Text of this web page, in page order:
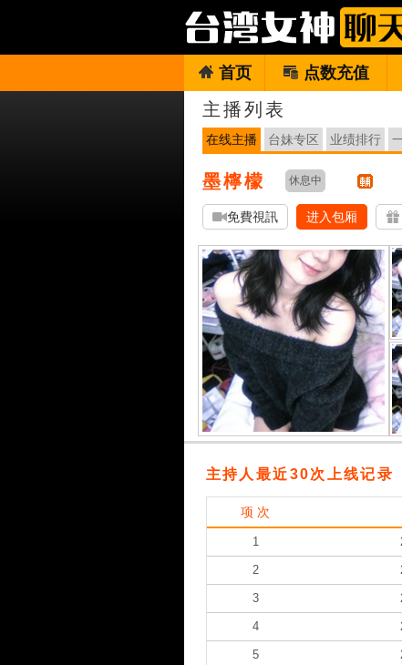
首页 点数充值
主播列表
在线主播 台妹专区 业绩排行
墨檸檬 休息中
免費視訊 进入包厢
主持人最近30次上线记录
项 次
1
2
3
4
5